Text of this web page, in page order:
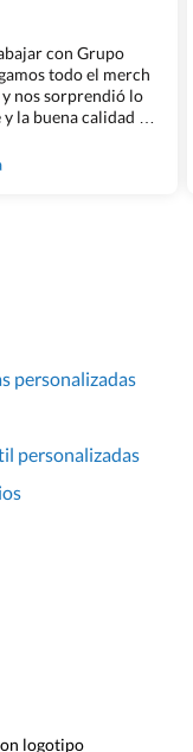
con Grupo
todo el merch
nos sorprendió lo
la buena calidad de
personalizadas
personalizadas
logotipo